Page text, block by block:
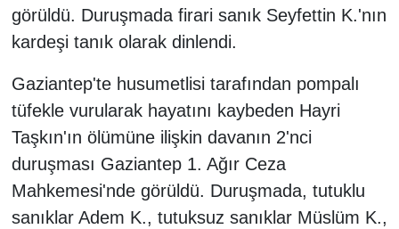
görüldü. Duruşmada firari sanık Seyfettin K.'nın
kardeşi tanık olarak dinlendi.
Gaziantep'te husumetlisi tarafından pompalı
tüfekle vurularak hayatını kaybeden Hayri
Taşkın'ın ölümüne ilişkin davanın 2'nci
duruşması Gaziantep 1. Ağır Ceza
Mahkemesi'nde görüldü. Duruşmada, tutuklu
sanıklar Adem K., tutuksuz sanıklar Müslüm K.,